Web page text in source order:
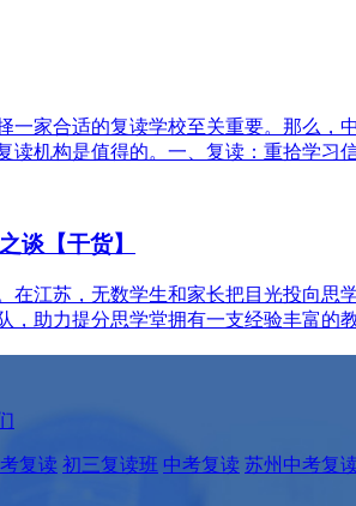
一家合适的复读学校至关重要。那么
读机构是值得的。一、复读：重拾学习
谈【干货】
在江苏，无数学生和家长把目光投向
，助力提分思学堂拥有一支经验丰富的
复读 初三复读班 中考复读 苏州中考复